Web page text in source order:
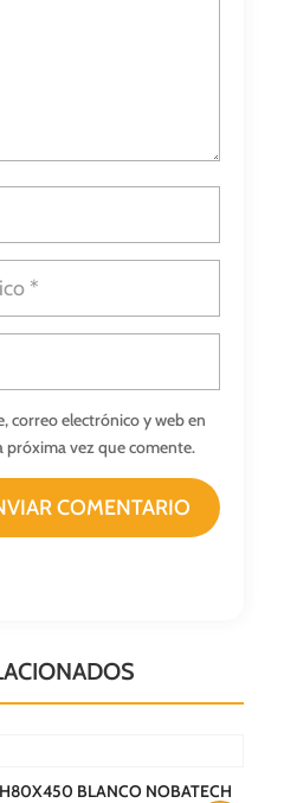
correo electrónico y web en
próxima vez que comente.
COMENTARIO
BLANCO NOBATECH